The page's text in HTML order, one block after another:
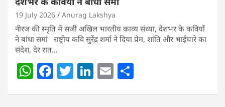
19 July 2026 Anurag Lakshya
नीरज की स्मृति में सजी अखिल भारतीय काव्य संध्या, देशभर के कवियों
ने बांधा समां राष्ट्रीय कवि सुरेंद्र शर्मा ने दिया प्रेम, शांति और भाईचारे का
संदेश, देर रात…
W F T Li E